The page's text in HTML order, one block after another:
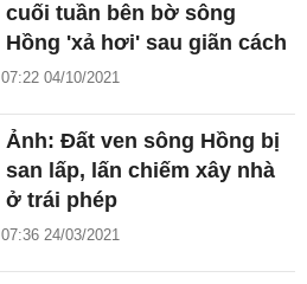
cuối tuần bên bờ sông
Hồng 'xả hơi' sau giãn cách
07:22 04/10/2021
Ảnh: Đất ven sông Hồng bị
san lấp, lấn chiếm xây nhà
ở trái phép
07:36 24/03/2021